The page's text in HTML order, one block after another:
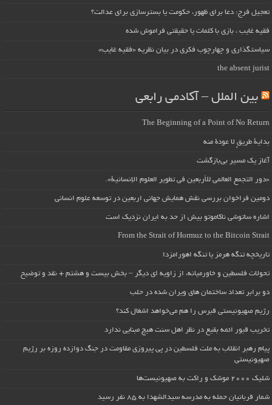
تعجیل فرج: دعا برای ظهور، حکومت یا بسترسازی برای عدالت؟
فقیه غایب ، بازی با کلمات یا حقیقتی فراموش شده
سیاستگذاری و چهارچوب فکری در بیان نظریه «فقیه غایب»
the absent jurist
بین الملل – آکادمی رابعی
The Beginning of a Point of No Return
بداية طريقٍ لا عودة منه
آغاز یک مسیر بی‌بازگشت
«دور التجمع العالمي للأربعين في تطوير العلوم الإنسانية».
دومین فراخوان بررسی نقش همایش جهانی اربعین در توسعه علوم انسانی
اشاره ساتوشی ناکاموتو بیش از حد به ایران نزدیک است
From the Strait of Hormuz to the Bitcoin Strait
تاریخچه تنگه هرمز یا تنگه اهورامزدا
تحولات فلسطین و خاورمیانه، از زاویه ای دیگر – بخش بیست و هشتم + نقد و توضیح
دو برابر تعداد ساختمان های ویران شده در حلب
رژیم صهیونیستی قبرس را هم می‌خواهد اشغال کند؟
تخریب قبور ائمه بقیع در نظر اهل سنت هیچ مبنایی ندارد
پیام رهبر انقلاب به ملت فلسطین در پی پیروزی مقاومت در جنگ دوازده روزه بر رژیم
صهیونیستی
شلیک ۲۰۰۰ موشک و راکت به صهیونیست‌ها
شمار قربانیان حمله به مدرسه سیدالشهدا به ۸۵ نفر رسید